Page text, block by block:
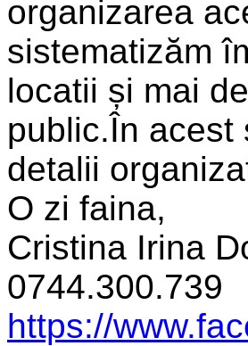
organizarea
sistematizăm
locatii și mai
public.În acest
detalii
O zi faina,
Cristina Irina
0744.300.739
https://